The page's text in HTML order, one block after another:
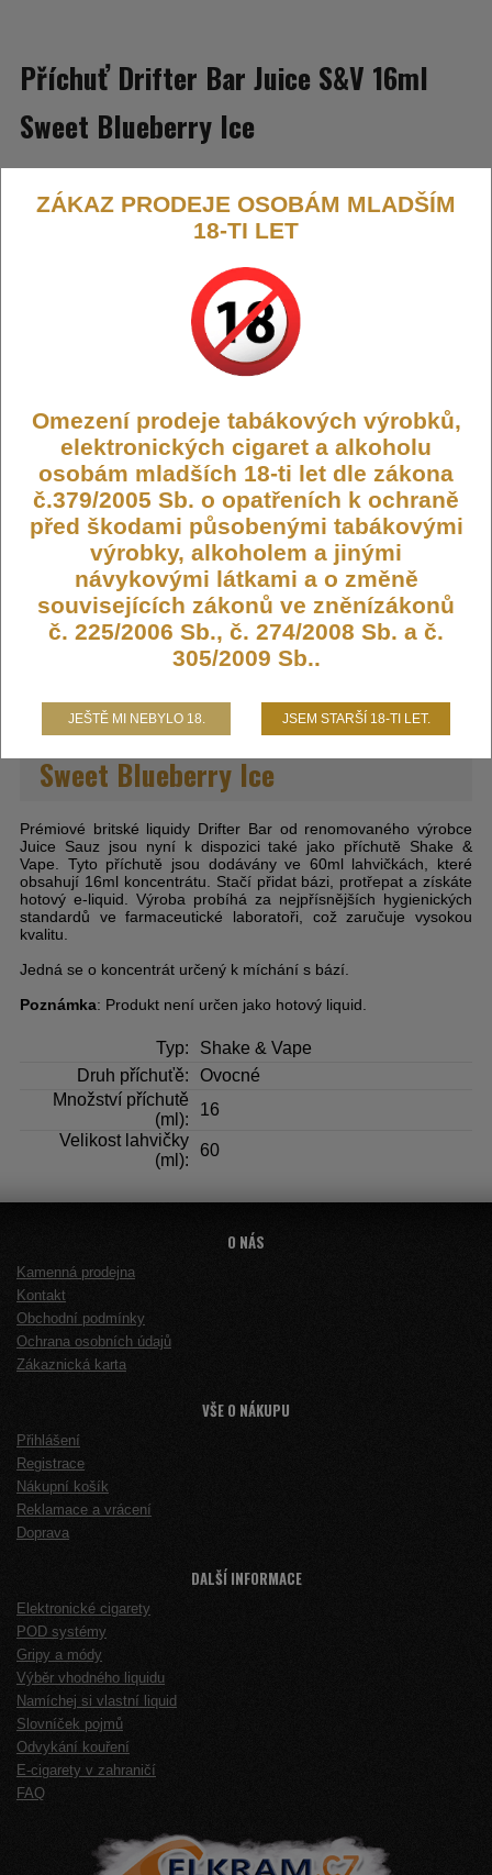
Příchuť Drifter Bar Juice S&V 16ml
Sweet Blueberry Ice
Šťavnaté borůvky s ledovou koncovkou..
Kód:
FLAVOR-DRIFTER-SWBLUE
Dostupnost: Skladem
Počet ks:
789 ks
355,- KČ
DO KOŠÍKU
Příchuť Drifter Bar Juice S&V 16ml
Sweet Blueberry Ice
Prémiové britské liquidy Drifter Bar od renomovaného výrobce
Juice Sauz jsou nyní k dispozici také jako příchutě Shake &
Vape. Tyto příchutě jsou dodávány ve 60ml lahvičkách, které
obsahují 16ml koncentrátu. Stačí přidat bázi, protřepat a získáte
hotový e-liquid. Výroba probíhá za nejpřísnějších hygienických
standardů ve farmaceutické laboratoři, což zaručuje vysokou
kvalitu.
Jedná se o koncentrát určený k míchání s bází.
Poznámka: Produkt není určen jako hotový liquid.
Typ:
Shake & Vape
Druh příchuťě:
Ovocné
Množství příchutě
(ml):
16
Velikost lahvičky
(ml):
60
O NÁS
Kamenná prodejna
Kontakt
Obchodní podmínky
Ochrana osobních údajů
Zákaznická karta
VŠE O NÁKUPU
Přihlášení
Registrace
Nákupní košík
Reklamace a vrácení
Doprava
DALŠÍ INFORMACE
Elektronické cigarety
POD systémy
Gripy a módy
Výběr vhodného liquidu
Namíchej si vlastní liquid
Slovníček pojmů
Odvykání kouření
E-cigarety v zahraničí
FAQ
ZÁKAZ PRODEJE OSOBÁM MLADŠÍM
18-TI LET
Omezení prodeje tabákových výrobků,
elektronických cigaret a alkoholu
osobám mladších 18-ti let dle zákona
č.379/2005 Sb. o opatřeních k ochraně
před škodami působenými tabákovými
výrobky, alkoholem a jinými
návykovými látkami a o změně
souvisejících zákonů ve zněnízákonů
č. 225/2006 Sb., č. 274/2008 Sb. a č.
305/2009 Sb..
JEŠTĚ MI NEBYLO 18. JSEM STARŠÍ 18-TI LET.